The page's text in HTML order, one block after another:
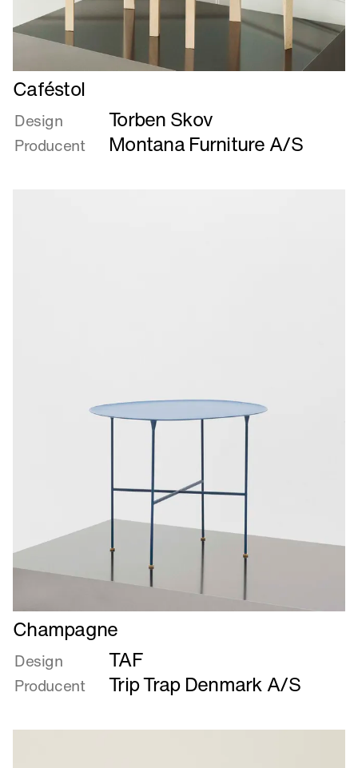
Læs
mere
om
Caféstol
Caféstol
Design Torben Skov
Producent Montana Furniture A/S
Læs
mere
om
Champagne
Champagne
Design TAF
Producent Trip Trap Denmark A/S